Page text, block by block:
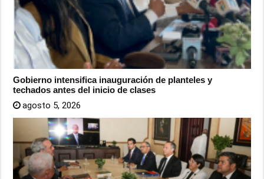
Gobierno intensifica inauguración de planteles y
techados antes del inicio de clases
agosto 5, 2026